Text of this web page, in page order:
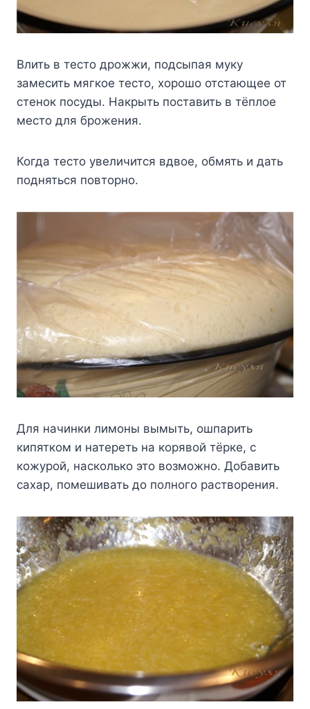
Влить в тесто дрожжи, подсыпая муку
замесить мягкое тесто, хорошо отстающее от
стенок посуды. Накрыть поставить в тёплое
место для брожения.
Когда тесто увеличится вдвое, обмять и дать
подняться повторно.
Для начинки лимоны вымыть, ошпарить
кипятком и натереть на корявой тёрке, с
кожурой, насколько это возможно. Добавить
сахар, помешивать до полного растворения.